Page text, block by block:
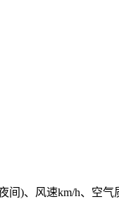
)、风速km/h、空气